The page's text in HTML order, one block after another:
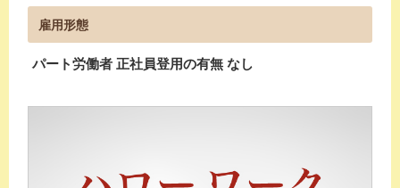
雇用形態
パート労働者 正社員登用の有無 なし